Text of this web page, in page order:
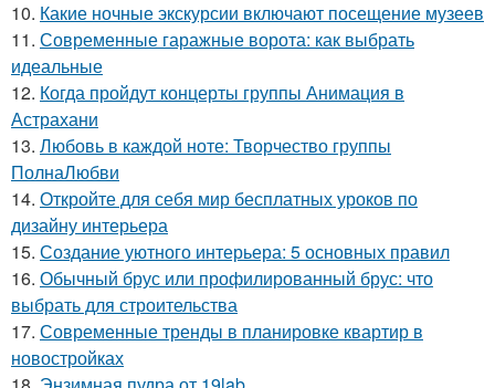
10. Какие ночные экскурсии включают посещение музеев
11. Современные гаражные ворота: как выбрать
идеальные
12. Когда пройдут концерты группы Анимация в
Астрахани
13. Любовь в каждой ноте: Творчество группы
ПолнаЛюбви
14. Откройте для себя мир бесплатных уроков по
дизайну интерьера
15. Создание уютного интерьера: 5 основных правил
16. Обычный брус или профилированный брус: что
выбрать для строительства
17. Современные тренды в планировке квартир в
новостройках